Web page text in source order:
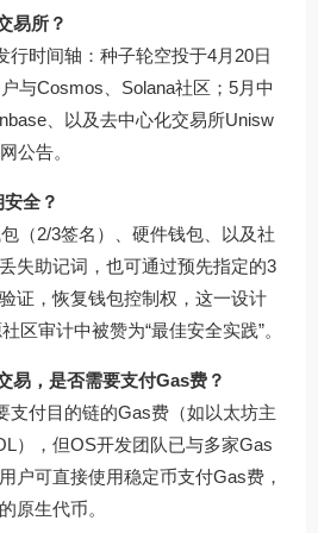
易所？
行时间轴：种子轮空投于4月20日
与Cosmos、Solana社区；5月中
、以及去中心化交易所Unisw
公告。
全？
（2/3签名）、硬件钱包、以及社
失助记词，也可通过预先指定的3
证，恢复钱包控制权，这一设计
区审计中被赞为“最佳安全实践”。
易，是否需要支付Gas费？
支付目的链的Gas费（如以太坊主
），但OS开发团队已与多家Gas
户可直接使用稳定币支付Gas费，
原生代币。